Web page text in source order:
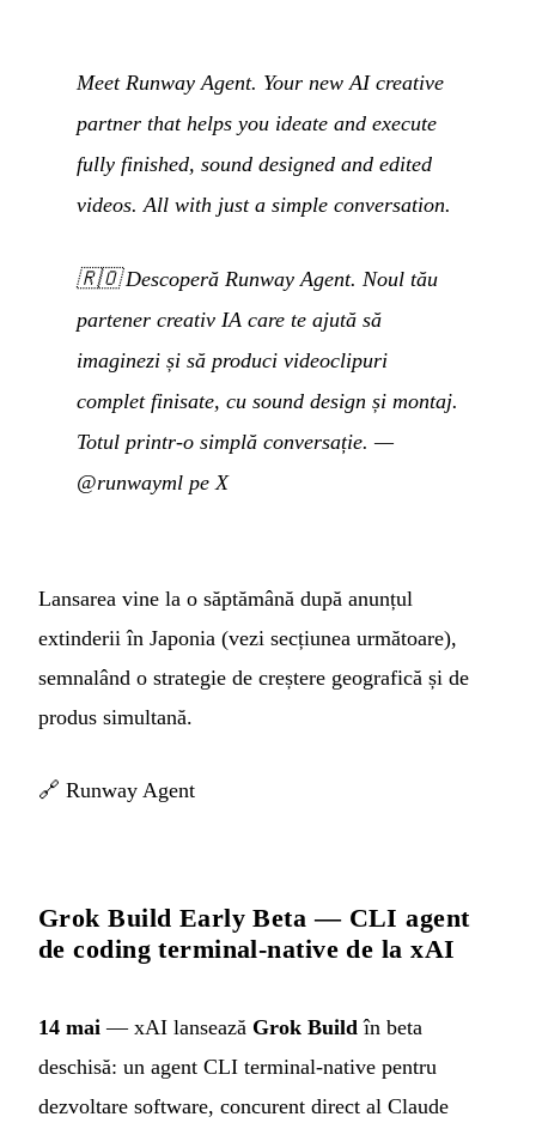
Meet Runway Agent. Your new AI creative
partner that helps you ideate and execute
fully finished, sound designed and edited
videos. All with just a simple conversation.
🇷🇴Descoperă Runway Agent. Noul tău
partener creativ IA care te ajută să
imaginezi și să produci videoclipuri
complet finisate, cu sound design și montaj.
Totul printr-o simplă conversație. —
@runwayml pe X
Lansarea vine la o săptămână după anunțul
extinderii în Japonia (vezi secțiunea următoare),
semnalând o strategie de creștere geografică și de
produs simultană.
🔗 Runway Agent
Grok Build Early Beta — CLI agent
de coding terminal-native de la xAI
14 mai — xAI lansează Grok Build în beta
deschisă: un agent CLI terminal-native pentru
dezvoltare software, concurent direct al Claude